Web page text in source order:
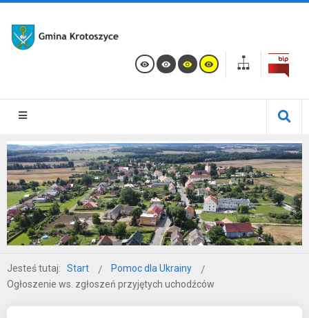
Jesteś tutaj: Start
Pomoc dla Ukrainy
Ogłoszenie ws. zgłoszeń przyjętych uchodźców